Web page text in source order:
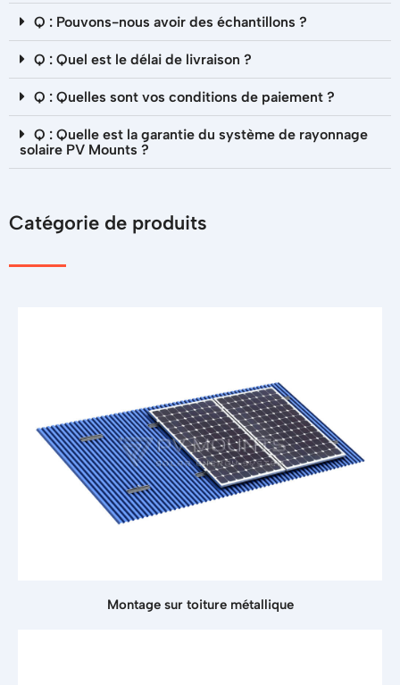
Q : Pouvons-nous avoir des échantillons ?
Q : Quel est le délai de livraison ?
Q : Quelles sont vos conditions de paiement ?
Q : Quelle est la garantie du système de rayonnage
solaire PV Mounts ?
Catégorie de produits
Montage sur toiture métallique